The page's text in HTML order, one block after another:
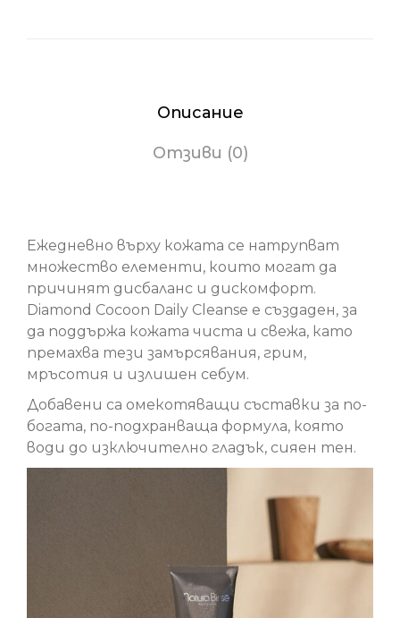
Описание
Отзиви (0)
Ежедневно върху кожата се натрупват
множество елементи, които могат да
причинят дисбаланс и дискомфорт.
Diamond Cocoon Daily Cleanse е създаден, за
да поддържа кожата чиста и свежа, като
премахва тези замърсявания, грим,
мръсотия и излишен себум.
Добавени са омекотяващи съставки за по-
богата, по-подхранваща формула, която
води до изключително гладък, сияен тен.